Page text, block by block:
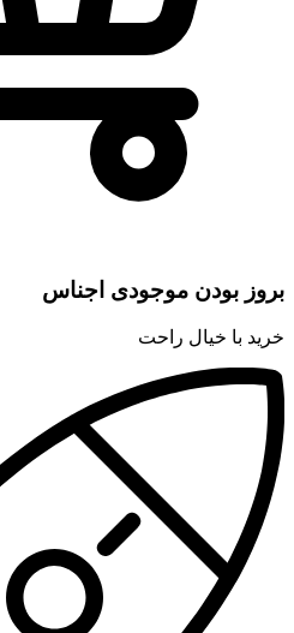
بروز بودن موجودی اجناس
خرید با خیال راحت